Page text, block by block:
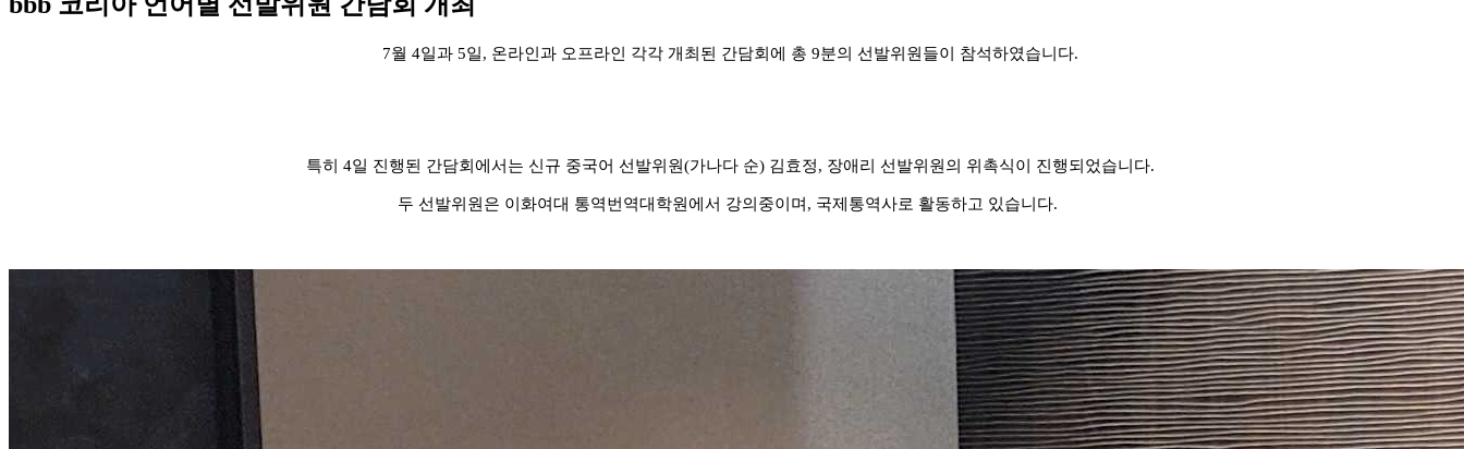
7월 4일과 5일, 온라인과 오프라인 각각 개최된 간담회에 총 9분의 선발위원들이 참석하였습니다.
특히 4일 진행된 간담회에서는 신규 중국어 선발위원(가나다 순) 김효정, 장애리 선발위원의 위촉식이 진행되었습니다.
두 선발위원은 이화여대 통역번역대학원에서 강의중이며, 국제통역사로 활동하고 있습니다.